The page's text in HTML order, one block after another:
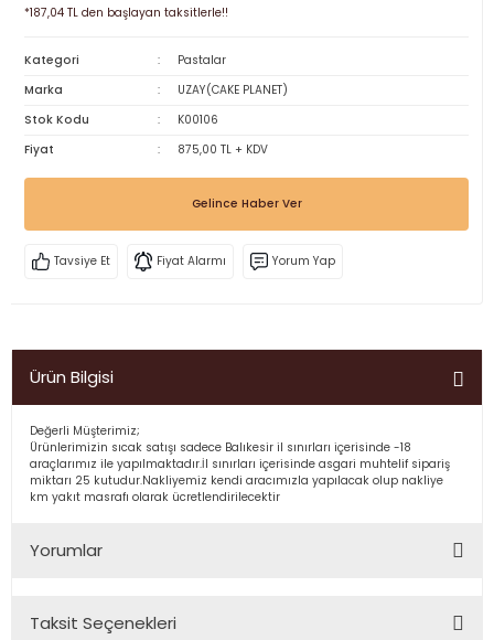
*187,04 TL den başlayan taksitlerle!!
Kategori
Pastalar
Marka
UZAY(CAKE PLANET)
Stok Kodu
K00106
Fiyat
875,00 TL + KDV
Gelince Haber Ver
Tavsiye Et Fiyat Alarmı Yorum Yap
Ürün Bilgisi
Değerli Müşterimiz;
Ürünlerimizin sıcak satışı sadece Balıkesir il sınırları içerisinde -18
araçlarımız ile yapılmaktadır.İl sınırları içerisinde asgari muhtelif sipariş
miktarı 25 kutudur.Nakliyemiz kendi aracımızla yapılacak olup nakliye
km yakıt masrafı olarak ücretlendirilecektir
Yorumlar
Taksit Seçenekleri